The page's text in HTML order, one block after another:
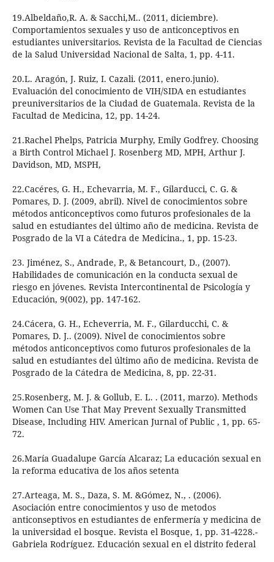
19.Albeldaño,R. A. & Sacchi,M.. (2011, diciembre).
Comportamientos sexuales y uso de anticonceptivos en
estudiantes universitarios. Revista de la Facultad de Ciencias
de la Salud Universidad Nacional de Salta, 1, pp. 4-11.
20.L. Aragón, J. Ruiz, I. Cazali. (2011, enero.junio).
Evaluación del conocimiento de VIH/SIDA en estudiantes
preuniversitarios de la Ciudad de Guatemala. Revista de la
Facultad de Medicina, 12, pp. 14-24.
21.Rachel Phelps, Patricia Murphy, Emily Godfrey. Choosing
a Birth Control Michael J. Rosenberg MD, MPH, Arthur J.
Davidson, MD, MSPH,
22.Cacéres, G. H., Echevarria, M. F., Gilarducci, C. G. &
Pomares, D. J. (2009, abril). Nivel de conocimientos sobre
métodos anticonceptivos como futuros profesionales de la
salud en estudiantes del último año de medicina. Revista de
Posgrado de la VI a Cátedra de Medicina., 1, pp. 15-23.
23. Jiménez, S., Andrade, P., & Betancourt, D., (2007).
Habilidades de comunicación en la conducta sexual de
riesgo en jóvenes. Revista Intercontinental de Psicología y
Educación, 9(002), pp. 147-162.
24.Cácera, G. H., Echeverria, M. F., Gilarducchi, C. &
Pomares, D. J.. (2009). Nivel de conocimientos sobre
métodos anticonceptivos como futuros profesionales de la
salud en estudiantes del último año de medicina. Revista de
Posgrado de la Cátedra de Medicina, 8, pp. 22-31.
25.Rosenberg, M. J. & Gollub, E. L. . (2011, marzo). Methods
Women Can Use That May Prevent Sexually Transmitted
Disease, Including HIV. American Jurnal of Public , 1, pp. 65-
72.
26.María Guadalupe García Alcaraz; La educación sexual en
la reforma educativa de los años setenta
27.Arteaga, M. S., Daza, S. M. &Gómez, N., . (2006).
Asociación entre conocimientos y uso de metodos
anticonseptivos en estudiantes de enfermería y medicina de
la universidad el bosque. Revista el Bosque, 1, pp. 31-4228.-
Gabriela Rodríguez. Educación sexual en el distrito federal